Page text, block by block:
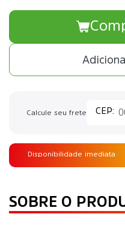
Calcule seu frete
Disponibilidade imediata
SOBRE O